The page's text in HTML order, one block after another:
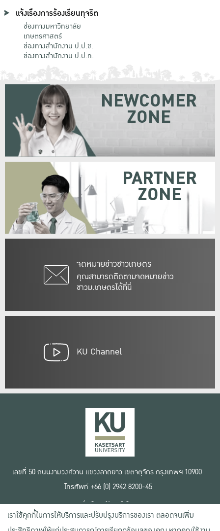
แจ้งเรื่องการร้องเรียนทุจริต
ช่องทางมหาวิทยาลัย
เกษตรศาสตร์
ช่องทางสำนักงาน ป.ป.ช.
ช่องทางสำนักงาน ป.ป.ท.
จดหมายข่าวชาวเกษตร
คุณสามารถติดตามจดหมายข่าว
ชาวม.เกษตรได้ที่นี่
NEWCOMER
ZONE
PARTNER
ZONE
KU Channel
เลขที่ 50 ถนนงามวงศ์วาน แขวงลาดยาว เขตจตุจักร กรุงเทพฯ 10900
โทรศัพท์ +66 (0) 2942 8200-45
เงื่อนไขการใช้งานเว็บไซต์
ข้อตกลงด้านสิทธิ์ใช้งาน
นโยบายความเป็นส่วนตัว
เราใช้คุกกี้ในการให้บริการและปรับปรุงบริการของเรา ตลอดจนเพิ่ม